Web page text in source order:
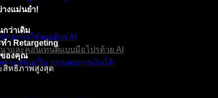
ปีกธุรกิจให้คุณด้วย AI
าและคอนเทนต์แบบมือโปรด้วย AI
าะห์หุ้นเป็น วางแผนการเงินได้
งแม่นยำ!
ว่าเดิม
ำ Retargeting
ของคุณ
ทธิภาพสูงสุด